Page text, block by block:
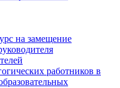
на замещение
работников в